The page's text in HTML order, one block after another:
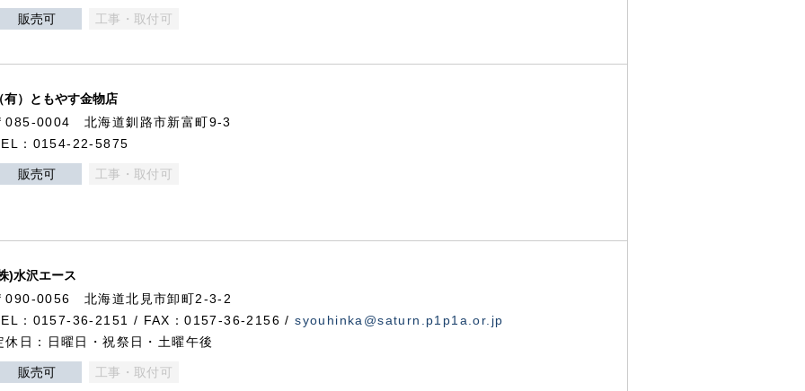
販売可 工事・取付可
有）ともやす金物店
085-0004 北海道釧路市新富町9-3
：0154-22-5875
販売可 工事・取付可
)水沢エース
090-0056 北海道北見市卸町2-3-2
：0157-36-2151 / FAX：0157-36-2156 /syouhinka@saturn.p1p1a.or.jp
休日：日曜日・祝祭日・土曜午後
販売可 工事・取付可